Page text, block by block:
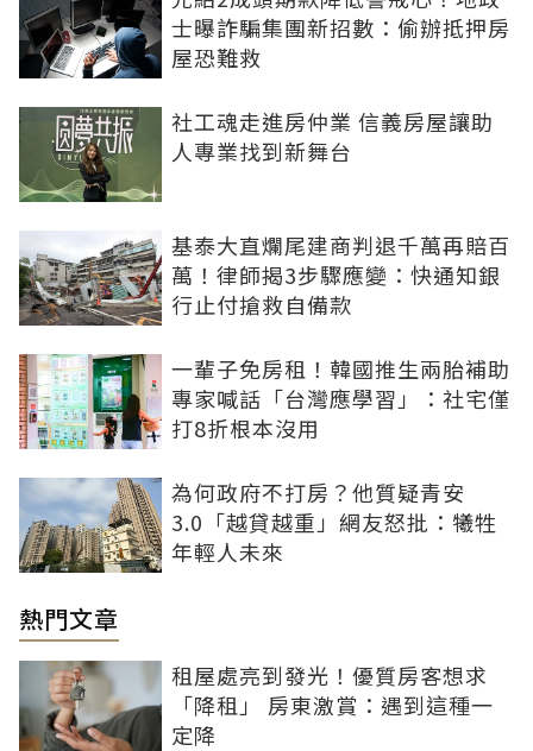
士曝詐騙集團新招數：偷辦抵押房
屋恐難救
社工魂走進房仲業 信義房屋讓助
人專業找到新舞台
基泰大直爛尾建商判退千萬再賠百
萬！律師揭3步驟應變：快通知銀
行止付搶救自備款
一輩子免房租！韓國推生兩胎補助
專家喊話「台灣應學習」：社宅僅
打8折根本沒用
為何政府不打房？他質疑青安
3.0「越貸越重」網友怒批：犧牲
年輕人未來
熱門文章
租屋處亮到發光！優質房客想求
「降租」 房東激賞：遇到這種一
定降